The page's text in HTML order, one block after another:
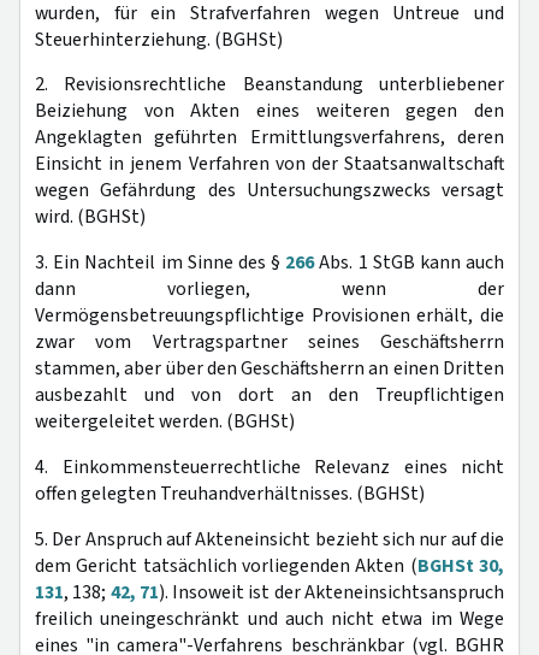
wurden, für ein Strafverfahren wegen Untreue und
Steuerhinterziehung. (BGHSt)
2. Revisionsrechtliche Beanstandung unterbliebener
Beiziehung von Akten eines weiteren gegen den
Angeklagten geführten Ermittlungsverfahrens, deren
Einsicht in jenem Verfahren von der Staatsanwaltschaft
wegen Gefährdung des Untersuchungszwecks versagt
wird. (BGHSt)
3. Ein Nachteil im Sinne des § 266Abs. 1 StGB kann auch
dann vorliegen, wenn der
Vermögensbetreuungspflichtige Provisionen erhält, die
zwar vom Vertragspartner seines Geschäftsherrn
stammen, aber über den Geschäftsherrn an einen Dritten
ausbezahlt und von dort an den Treupflichtigen
weitergeleitet werden. (BGHSt)
4. Einkommensteuerrechtliche Relevanz eines nicht
offen gelegten Treuhandverhältnisses. (BGHSt)
5. Der Anspruch auf Akteneinsicht bezieht sich nur auf die
dem Gericht tatsächlich vorliegenden Akten (BGHSt 30,
131, 138; 42, 71). Insoweit ist der Akteneinsichtsanspruch
freilich uneingeschränkt und auch nicht etwa im Wege
eines "in camera"-Verfahrens beschränkbar (vgl. BGHR